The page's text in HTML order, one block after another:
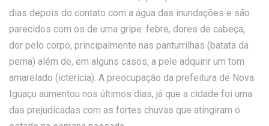
dias depois do contato com a água das inundações e são
parecidos com os de uma gripe: febre, dores de cabeça,
dor pelo corpo, principalmente nas panturrilhas (batata da
perna) além de, em alguns casos, a pele adquirir um tom
amarelado (icterícia). A preocupação da prefeitura de Nova
Iguaçu aumentou nos últimos dias, já que a cidade foi uma
das prejudicadas com as fortes chuvas que atingiram o